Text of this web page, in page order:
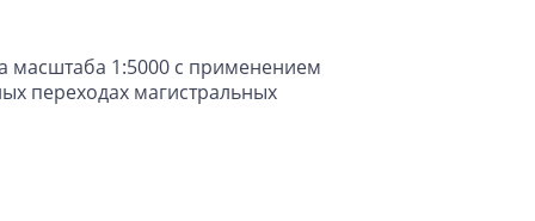
масштаба 1:5000 с применением
переходах магистральных